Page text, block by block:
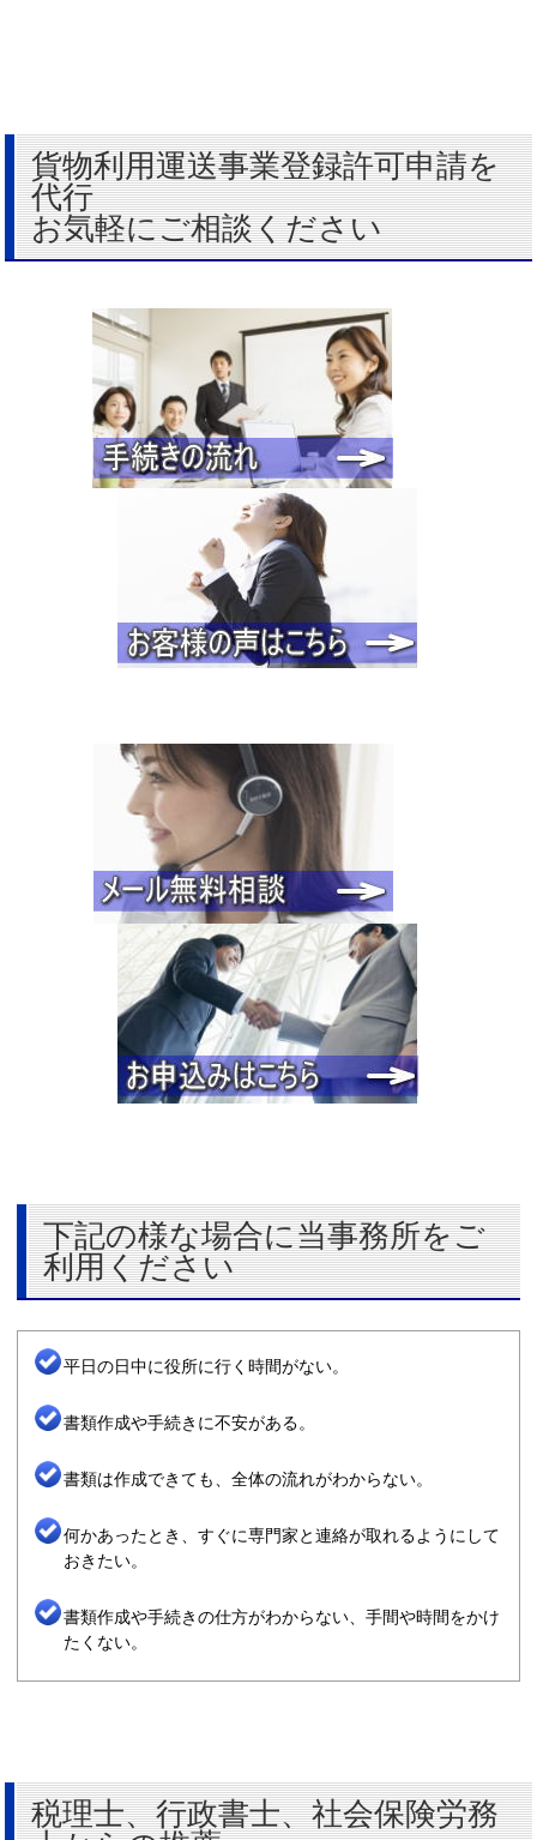
貨物利用運送事業登録許可申請を
代行
お気軽にご相談ください
下記の様な場合に当事務所をご
利用ください
平日の日中に役所に行く時間がない。
書類作成や手続きに不安がある。
書類は作成できても、全体の流れがわからない。
何かあったとき、すぐに専門家と連絡が取れるようにして
おきたい。
書類作成や手続きの仕方がわからない、手間や時間をかけ
たくない。
税理士、行政書士、社会保険労務